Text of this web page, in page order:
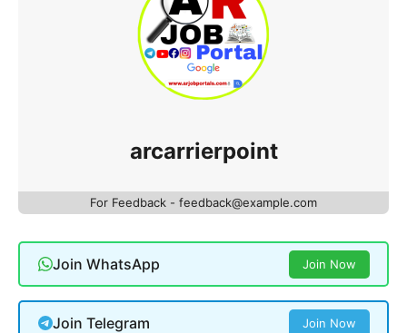
arcarrierpoint
For Feedback - feedback@example.com
Join WhatsApp Join Now
Join Telegram Join Now